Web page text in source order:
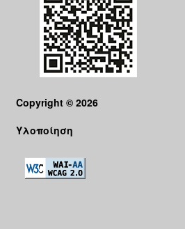
Copyright © 2026
Υλοποίηση